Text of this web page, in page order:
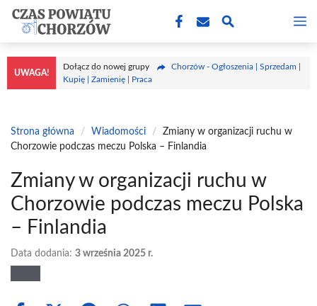
Przejdź
treści
UWAGA!
Dołącz do nowej grupy
Chorzów - Ogłoszenia | Sprzedam |
Kupię | Zamienię | Praca
Strona główna / Wiadomości /
Zmiany w organizacji ruchu w
Chorzowie podczas meczu Polska – Finlandia
Zmiany w organizacji ruchu w
Chorzowie podczas meczu Polska
– Finlandia
Data dodania: 3 września 2025 r.